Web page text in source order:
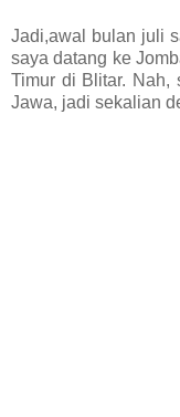
Jadi,awal bulan juli
saya datang ke
Timur di Blitar. Nah,
Jawa, jadi sekalian